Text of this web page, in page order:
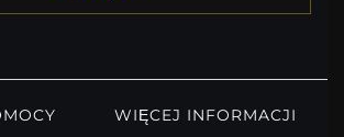
WIĘCEJ INFORMACJI